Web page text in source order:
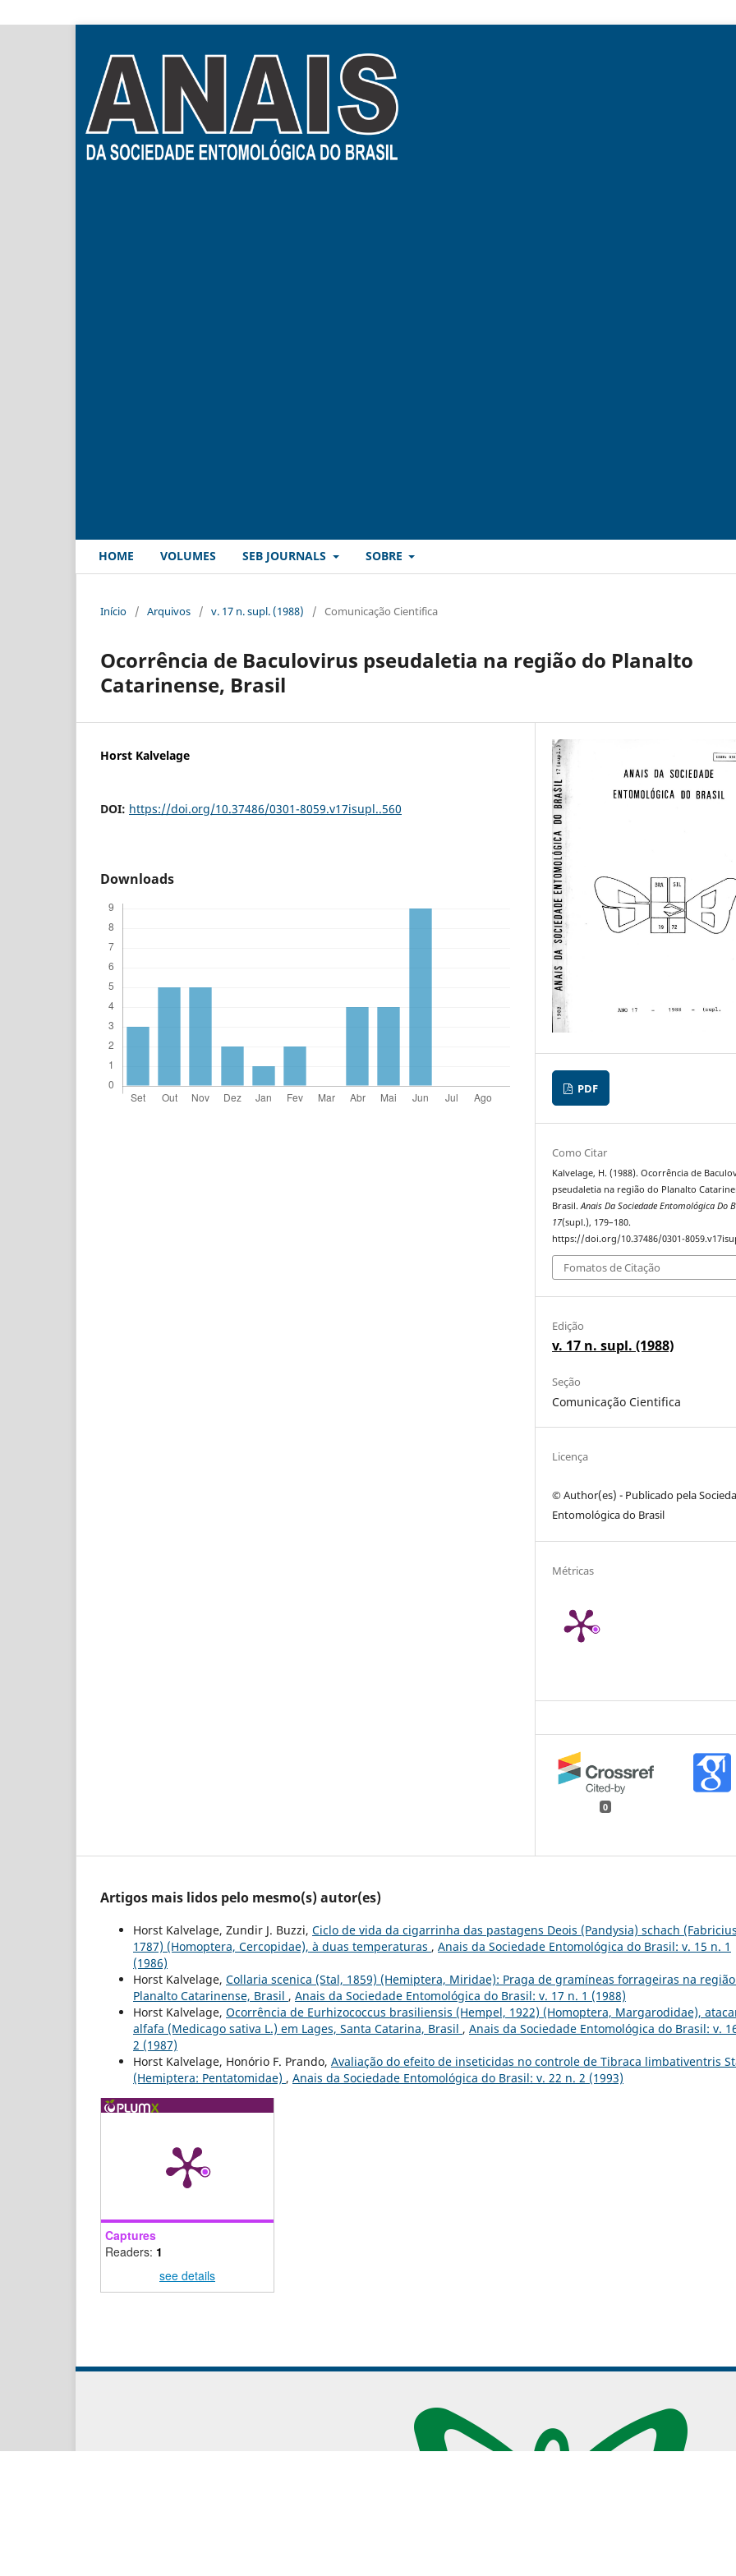
HOME VOLUMES SEB JOURNALS SOBRE
Início / Arquivos / v. 17 n. supl. (1988) / Comunicação Cientifica
Ocorrência de Baculovirus pseudaletia na região do Planalto
Catarinense, Brasil
Horst Kalvelage
DOI: https://doi.org/10.37486/0301-8059.v17isupl..560
Downloads
PDF
Como Citar
Kalvelage, H. (1988). Ocorrência de
pseudaletia na região do Planalto
Brasil.Anais Da Sociedade Entomológica Do
17(supl.), 179–180.
https://doi.org/10.37486/0301-
Fomatos de Citação
Edição
v. 17 n. supl. (1988)
Seção
Comunicação Cientifica
Licença
© Author(es) - Publicado pela
Entomológica do Brasil
Métricas
0
Artigos mais lidos pelo mesmo(s) autor(es)
Horst Kalvelage, Zundir J. Buzzi, Ciclo de vida da cigarrinha das pastagens Deois (Pandysia) schach
1787) (Homoptera, Cercopidae), à duas temperaturas , Anais da Sociedade Entomológica do Brasil: v. 15 n. 1
(1986)
Horst Kalvelage, Collaria scenica (Stal, 1859) (Hemiptera, Miridae): Praga de gramíneas forrageiras na
Planalto Catarinense, Brasil , Anais da Sociedade Entomológica do Brasil: v. 17 n. 1 (1988)
Horst Kalvelage, Ocorrência de Eurhizococcus brasiliensis (Hempel, 1922) (Homoptera, Margarodidae),
alfafa (Medicago sativa L.) em Lages, Santa Catarina, Brasil , Anais da Sociedade Entomológica do Brasil: v.
2 (1987)
Horst Kalvelage, Honório F. Prando, Avaliação do efeito de inseticidas no controle de Tibraca limbativentris
(Hemiptera: Pentatomidae) , Anais da Sociedade Entomológica do Brasil: v. 22 n. 2 (1993)
Captures
Readers: 1
see details